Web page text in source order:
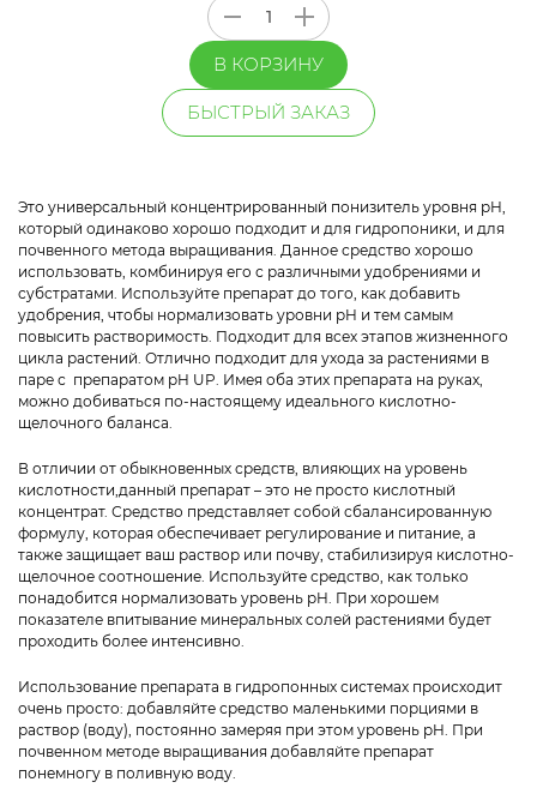
В КОРЗИНУ
БЫСТРЫЙ ЗАКАЗ
Это универсальный концентрированный понизитель уровня pH,
который одинаково хорошо подходит и для гидропоники, и для
почвенного метода выращивания. Данное средство хорошо
использовать, комбинируя его с различными удобрениями и
субстратами. Используйте препарат до того, как добавить
удобрения, чтобы нормализовать уровни pH и тем самым
повысить растворимость. Подходит для всех этапов жизненного
цикла растений. Отлично подходит для ухода за растениями в
паре с препаратом pH UP. Имея оба этих препарата на руках,
можно добиваться по-настоящему идеального кислотно-
щелочного баланса.
В отличии от обыкновенных средств, влияющих на уровень
кислотности,данный препарат – это не просто кислотный
концентрат. Средство представляет собой сбалансированную
формулу, которая обеспечивает регулирование и питание, а
также защищает ваш раствор или почву, стабилизируя кислотно-
щелочное соотношение. Используйте средство, как только
понадобится нормализовать уровень pH. При хорошем
показателе впитывание минеральных солей растениями будет
проходить более интенсивно.
Использование препарата в гидропонных системах происходит
очень просто: добавляйте средство маленькими порциями в
раствор (воду), постоянно замеряя при этом уровень pH. При
почвенном методе выращивания добавляйте препарат
понемногу в поливную воду.